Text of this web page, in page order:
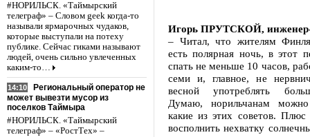
#НОРИЛЬСК. «Таймырский
телеграф» – Словом geek когда-то
называли ярмарочных чудаков,
которые выступали на потеху
публике. Сейчас гиками называют
людей, очень сильно увлеченных
каким-то…
14:10
Региональный оператор не
может вывезти мусор из
поселков Таймыра
#НОРИЛЬСК. «Таймырский
телеграф» – «РостТех» –
Игорь ПРУТСКОЙ, инженер-
– Читал, что жителям
есть полярная ночь, в этот
спать не меньше 10 часов,
семи и, главное, не
весной употреблять
Думаю, норильчанам можно
какие из этих советов.
восполнить нехватку